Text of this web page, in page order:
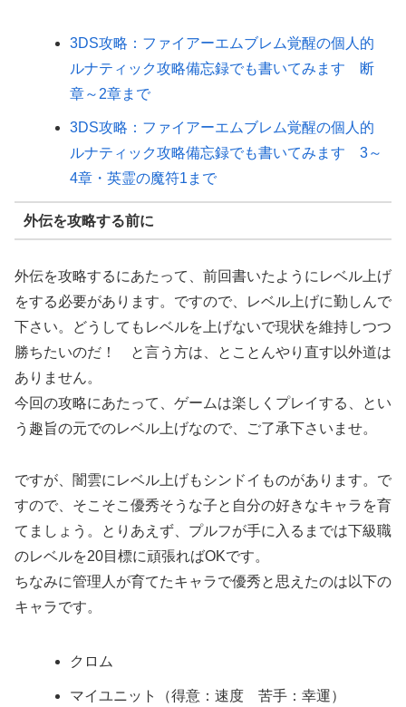
3DS攻略：ファイアーエムブレム覚醒の個人的
ルナティック攻略備忘録でも書いてみます 断
章～2章まで
3DS攻略：ファイアーエムブレム覚醒の個人的
ルナティック攻略備忘録でも書いてみます 3～
4章・英霊の魔符1まで
外伝を攻略する前に
外伝を攻略するにあたって、前回書いたようにレベル上げ
をする必要があります。ですので、レベル上げに勤しんで
下さい。どうしてもレベルを上げないで現状を維持しつつ
勝ちたいのだ！ と言う方は、とことんやり直す以外道は
ありません。
今回の攻略にあたって、ゲームは楽しくプレイする、とい
う趣旨の元でのレベル上げなので、ご了承下さいませ。
ですが、闇雲にレベル上げもシンドイものがあります。で
すので、そこそこ優秀そうな子と自分の好きなキャラを育
てましょう。とりあえず、プルフが手に入るまでは下級職
のレベルを20目標に頑張ればOKです。
ちなみに管理人が育てたキャラで優秀と思えたのは以下の
キャラです。
クロム
マイユニット（得意：速度 苦手：幸運）